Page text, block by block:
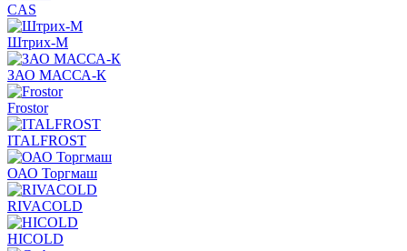
CAS
Штрих-М
ЗАО МАССА-К
Frostor
ITALFROST
ОАО Торгмаш
RIVACOLD
HICOLD